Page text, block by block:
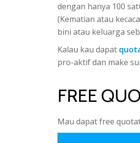
dengan hanya 100
(Kematian atau
bini atau keluarga
Kalau kau dapat
pro-aktif dan make
FREE
Mau dapat free